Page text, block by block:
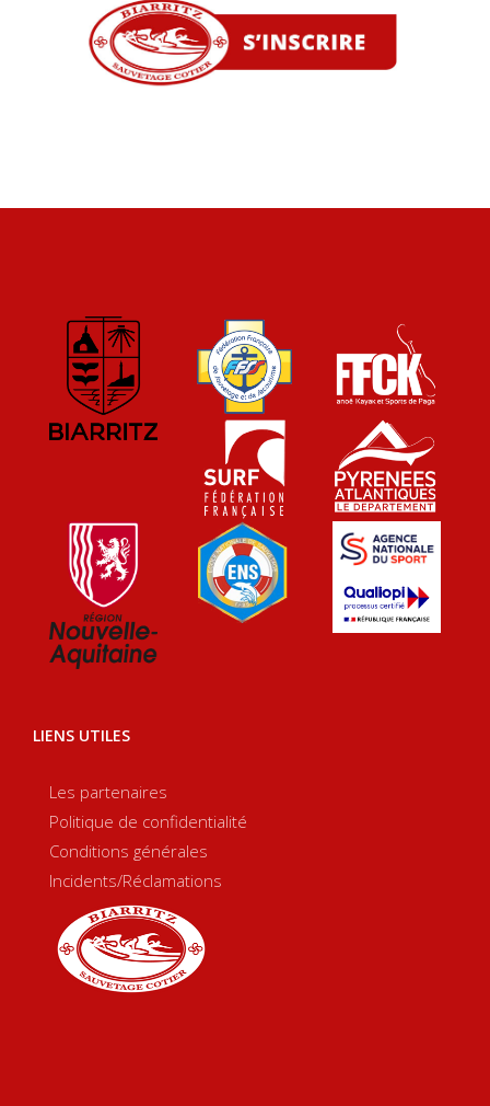
LIENS UTILES
Les partenaires
Politique de confidentialité
Conditions générales
Incidents/Réclamations